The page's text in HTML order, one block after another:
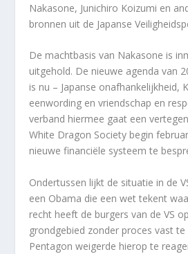
Nakasone, Junichiro Koizumi en
bronnen uit de Japanse
De machtbasis van Nakasone is
uitgehold. De nieuwe agenda van
is nu – Japanse onafhankelijkheid,
eenwording en vriendschap en
verband hiermee gaat een
White Dragon Society begin
nieuwe financiële systeem te
Ondertussen lijkt de situatie in de
een Obama die een wet tekent
recht heeft de burgers van de VS
grondgebied zonder proces vast
Pentagon weigerde hierop te